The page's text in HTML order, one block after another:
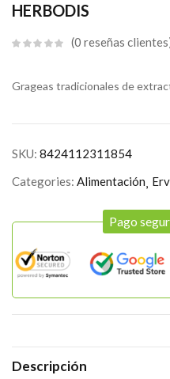
HERBODIS
0 reseñas clientes
Grageas tradicionales de
SKU: 8424112311854
Categories: Alimentación
Pago
Descripción